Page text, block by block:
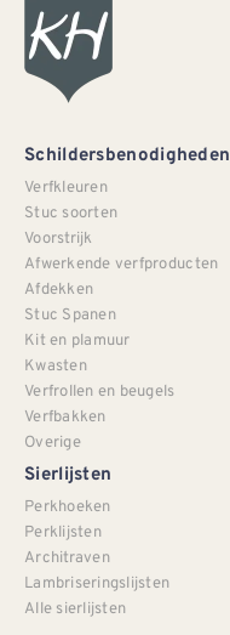
Schildersbenodigheden
Verfkleuren
Stuc soorten
Voorstrijk
Afwerkende verfproducten
Afdekken
Stuc Spanen
Kit en plamuur
Kwasten
Verfrollen en beugels
Verfbakken
Overige
Sierlijsten
Perkhoeken
Perklijsten
Architraven
Lambriseringslijsten
Alle sierlijsten